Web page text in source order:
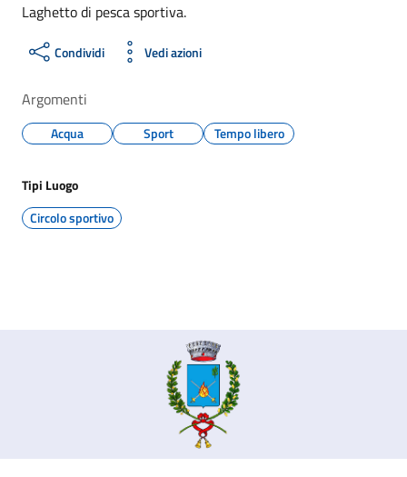
Laghetto di pesca sportiva.
Condividi Vedi azioni
Argomenti
Acqua Sport Tempo libero
Tipi Luogo
Circolo sportivo